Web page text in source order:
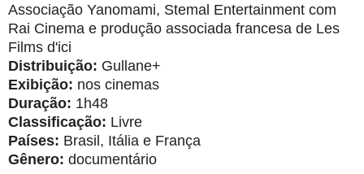
Associação Yanomami, Stemal Entertainment com
Rai Cinema e produção associada francesa de Les
Films d'ici
Distribuição: Gullane+
Exibição: nos cinemas
Duração: 1h48
Classificação: Livre
Países: Brasil, Itália e França
Gênero: documentário